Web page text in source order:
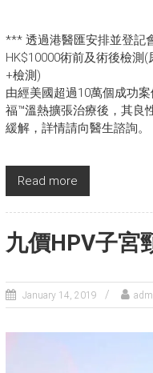
*** 透過港醫匯安排並登記
HK$10000術前及術後檢測
+檢測)
由經美國超過10萬個成功
福™溫熱擴張治療後，其良
緩解，詳情請向醫生諮詢。
Read more
九價HPV子宮
January 14, 2019